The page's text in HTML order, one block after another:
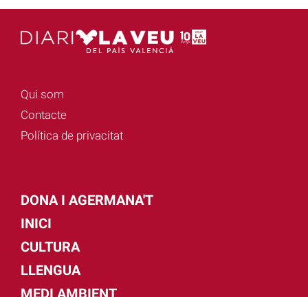
Qui som
Contacte
Política de privacitat
DONA I AGERMANA'T
INICI
CULTURA
LLENGUA
MEDI AMBIENT